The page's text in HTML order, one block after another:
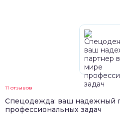
11 отзывов
Спецодежда: ваш надежный
профессиональных задач